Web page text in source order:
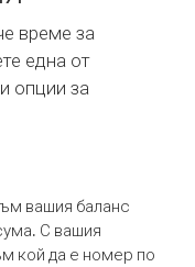
време за
една от
опции за
вашия баланс
С вашия
кой да е номер по